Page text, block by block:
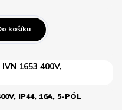
košíku
IP44, 16A, 5-PÓL